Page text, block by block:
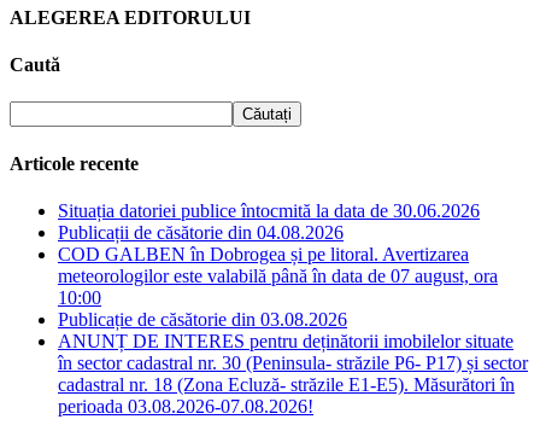
ALEGEREA EDITORULUI
Caută
Articole recente
Situația datoriei publice întocmită la data de 30.06.2026
Publicații de căsătorie din 04.08.2026
COD GALBEN în Dobrogea și pe litoral. Avertizarea
meteorologilor este valabilă până în data de 07 august, ora
10:00
Publicație de căsătorie din 03.08.2026
ANUNȚ DE INTERES pentru deținătorii imobilelor situate
în sector cadastral nr. 30 (Peninsula- străzile P6- P17) și sector
cadastral nr. 18 (Zona Ecluză- străzile E1-E5). Măsurători în
perioada 03.08.2026-07.08.2026!